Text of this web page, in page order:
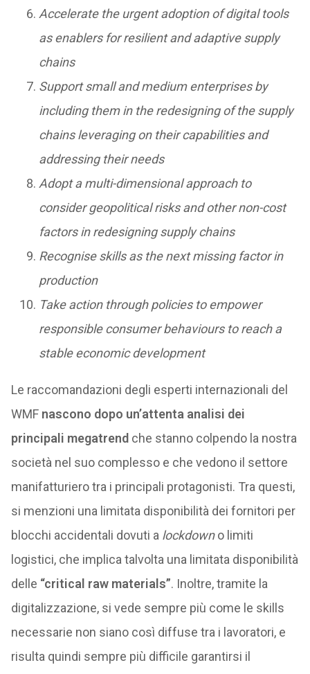
Accelerate the urgent adoption of digital tools
as enablers for resilient and adaptive supply
chains
Support small and medium enterprises by
including them in the redesigning of the supply
chains leveraging on their capabilities and
addressing their needs
Adopt a multi-dimensional approach to
consider geopolitical risks and other non-cost
factors in redesigning supply chains
Recognise skills as the next missing factor in
production
Take action through policies to empower
responsible consumer behaviours to reach a
stable economic development
Le raccomandazioni degli esperti internazionali del
WMF nascono dopo un’attenta analisi dei
principali megatrend che stanno colpendo la nostra
società nel suo complesso e che vedono il settore
manifatturiero tra i principali protagonisti. Tra questi,
si menzioni una limitata disponibilità dei fornitori per
blocchi accidentali dovuti a lockdowno limiti
logistici, che implica talvolta una limitata disponibilità
delle “critical raw materials”. Inoltre, tramite la
digitalizzazione, si vede sempre più come le skills
necessarie non siano così diffuse tra i lavoratori, e
risulta quindi sempre più difficile garantirsi il